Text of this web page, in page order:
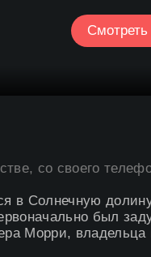
со своего
в Солнечную
был
Морри, владельца